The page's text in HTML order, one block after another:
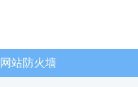
网站防火墙